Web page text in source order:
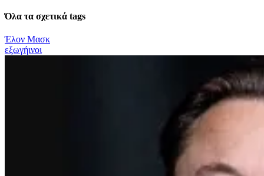
Όλα τα σχετικά tags
Έλον Μασκ
εξωγήινοι